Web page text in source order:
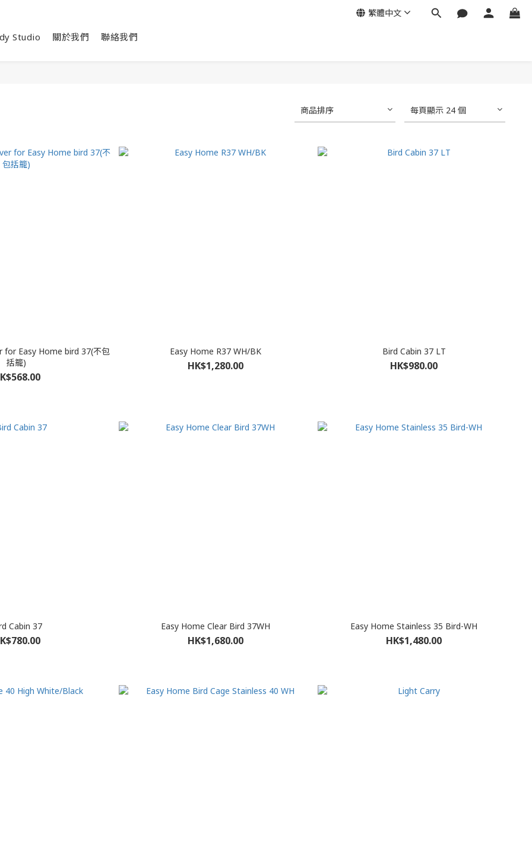
Studio 關於我們 聯絡我們
繁體中文
商品排序 每頁顯示 24 個
Easy Home bird 37(不包
括籠)
Easy Home R37 WH/BK
HK$1,280.00
Bird Cabin 37 LT
HK$980.00
Cabin 37 Easy Home Clear Bird 37WH
HK$1,680.00
Easy Home Stainless 35 Bird-WH
HK$1,480.00